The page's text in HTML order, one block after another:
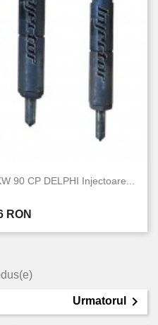
90 CP DELPHI Injectoare...
RON
Urmatorul 